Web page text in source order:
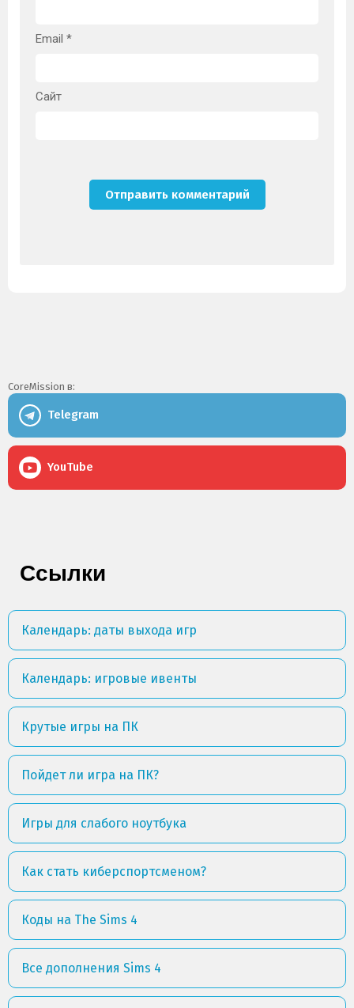
Email *
Сайт
CoreMission в:
Telegram
YouTube
Ссылки
Календарь: даты выхода игр
Календарь: игровые ивенты
Крутые игры на ПК
Пойдет ли игра на ПК?
Игры для слабого ноутбука
Как стать киберспортсменом?
Коды на The Sims 4
Все дополнения Sims 4